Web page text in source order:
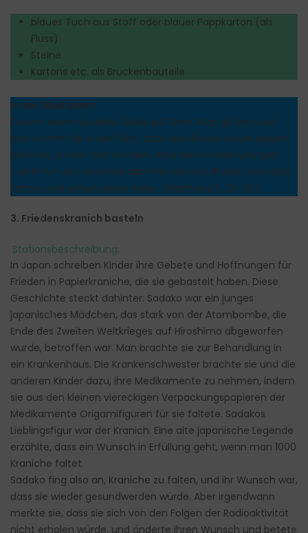
blaues Tuch aus Stoff oder blauer Pappkarton (als
Fluss)
Steine
Kartons etc. als Brückenbauteile
In der Bibel steht:
Darum, wenn du deine Gabe auf dem Altar opferst und
dort kommt dir in den Sinn, dass dein Bruder etwas gegen
dich hat, so lass dort vor dem Altar deine Gabe und geh
zuerst hin und versöhne dich mit deinem Bruder, und dann
komm und opfere deine Gabe. (Matthäus 5, 23-24)
3. Friedenskranich basteln
Stationsbeschreibung:
In Japan schreiben Kinder ihre Gebete und Hoffnungen für
Frieden in Papierkraniche, die sie gebastelt haben. Diese
Geschichte steckt dahinter: Sadako war ein junges
japanisches Mädchen, das stark von der Atombombe, die
Ende des Zweiten Weltkrieges auf Hiroshima abgeworfen
wurde, betroffen war. Man brachte sie zur Behandlung in
ein Krankenhaus. Die Krankenschwester brachte sie und die
anderen Kinder dazu, ihre Medikamente zu nehmen, indem
sie aus den kleinen viereckigen Verpackungspapieren der
Medikamente Origamifiguren für sie faltete. Sadakos
Lieblingsfigur war der Kranich. Eine alte japanische Legende
erzählte, dass ein Wunsch in Erfüllung geht, wenn man 1000
Kraniche faltet.
Sadako fing also an, Kraniche zu falten, und ihr Wunsch war,
dass sie wieder gesundwerden würde. Aber irgendwann
merkte sie, dass sie sich von den Folgen der Radioaktivität
nicht erholen würde, und änderte ihren Wunsch und betete